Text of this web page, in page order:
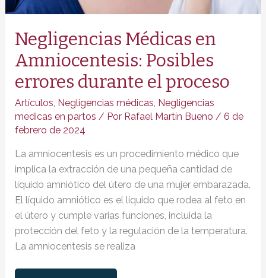
Negligencias Médicas en
Amniocentesis: Posibles
errores durante el proceso
Artículos Negligencias médicas Negligencias
medicas en partos / Por Rafael Martín Bueno / 6 de
febrero de 2024
La amniocentesis es un procedimiento médico que
implica la extracción de una pequeña cantidad de
líquido amniótico del útero de una mujer embarazada.
El líquido amniótico es el líquido que rodea al feto en
el útero y cumple varias funciones, incluida la
protección del feto y la regulación de la temperatura.
La amniocentesis se realiza